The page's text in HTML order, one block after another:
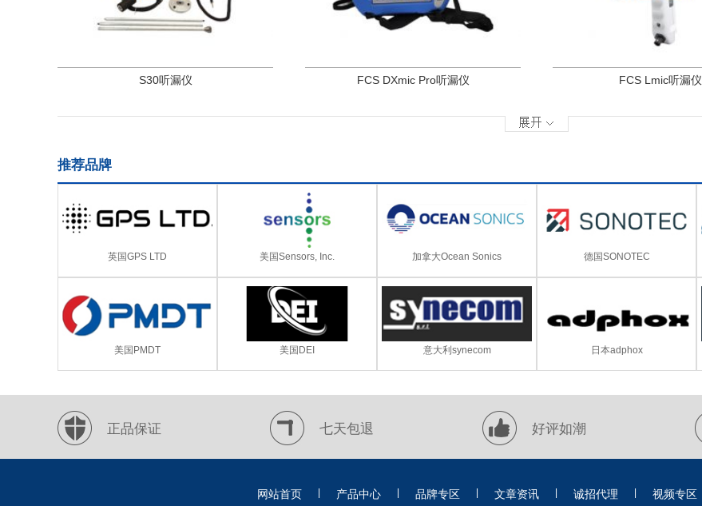
S30听漏仪 FCS DXmic Pro听漏仪 FCS Lmic听漏仪
推荐品牌
英国GPS LTD 美国Sensors, Inc. 加拿大Ocean Sonics 德国SONOTEC
美国PMDT 美国DEI 意大利synecom 日本adphox
正品保证 七天包退 好评如潮
网站首页 产品中心 品牌专区 文章资讯 诚招代理 视频专区